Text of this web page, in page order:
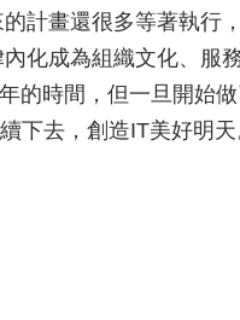
計畫還很多等著執行
化成為組織文化、服
的時間，但一旦開始
下去，創造IT美好明天